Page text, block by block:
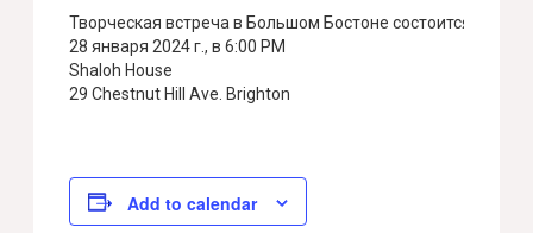
Творческая встреча в Большом Бостоне состоится
28 января 2024 г., в 6:00 PM
Shaloh House
29 Chestnut Hill Ave. Brighton
Add to calendar